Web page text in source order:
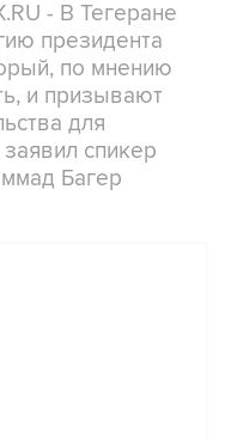
- В Тегеране
президента
по мнению
и призывают
для
спикер
Багер